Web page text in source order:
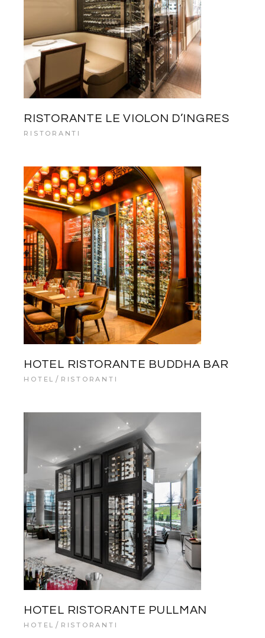
RISTORANTE LE VIOLON D’INGRES
RISTORANTI
HOTEL RISTORANTE BUDDHA BAR
HOTEL RISTORANTI
HOTEL RISTORANTE PULLMAN
HOTEL RISTORANTI